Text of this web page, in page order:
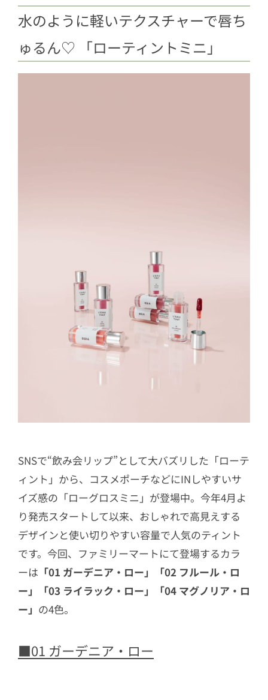
水のように軽いテクスチャーで唇ち
ゅるん♡ 「ローティントミニ」
SNSで“飲み会リップ”として大バズリした「ローテ
ィント」から、コスメポーチなどにINしやすいサ
イズ感の「ローグロスミニ」が登場中。今年4月よ
り発売スタートして以来、おしゃれで高見えする
デザインと使い切りやすい容量で人気のティント
です。今回、ファミリーマートにて登場するカラ
ーは 「01 ガーデニア・ロー」「02 フルール・ロ
ー」「03 ライラック・ロー」「04 マグノリア・ロ
ー」 の4色。
■01 ガーデニア・ロー